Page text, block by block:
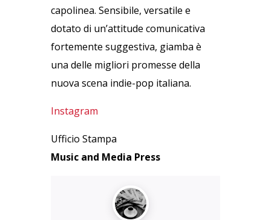
capolinea. Sensibile, versatile e
dotato di un’attitude comunicativa
fortemente suggestiva, giamba è
una delle migliori promesse della
nuova scena indie-pop italiana.
Instagram
Ufficio Stampa
Music and Media Press